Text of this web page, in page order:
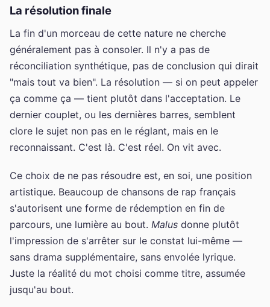
La résolution finale
La fin d'un morceau de cette nature ne cherche
généralement pas à consoler. Il n'y a pas de
réconciliation synthétique, pas de conclusion qui dirait
"mais tout va bien". La résolution — si on peut appeler
ça comme ça — tient plutôt dans l'acceptation. Le
dernier couplet, ou les dernières barres, semblent
clore le sujet non pas en le réglant, mais en le
reconnaissant. C'est là. C'est réel. On vit avec.
Ce choix de ne pas résoudre est, en soi, une position
artistique. Beaucoup de chansons de rap français
s'autorisent une forme de rédemption en fin de
parcours, une lumière au bout. Malus donne plutôt
l'impression de s'arrêter sur le constat lui-même —
sans drama supplémentaire, sans envolée lyrique.
Juste la réalité du mot choisi comme titre, assumée
jusqu'au bout.